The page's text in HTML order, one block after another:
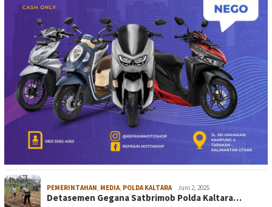
PEMERINTAHAN, MEDIA, POLDA KALTARA Juni 2, 2025
Detasemen Gegana Satbrimob Polda Kaltara…